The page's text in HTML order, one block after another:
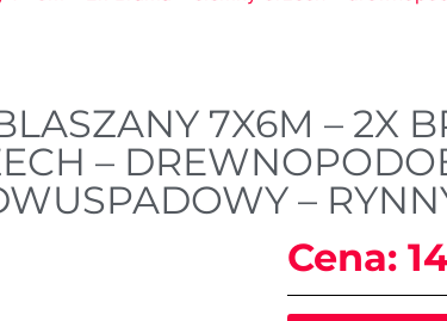
7X6M – 2X
–
–
Cena: